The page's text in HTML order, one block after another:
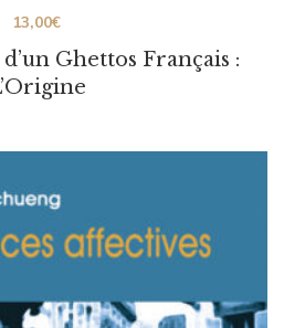
Ghettos Français :
13,00€